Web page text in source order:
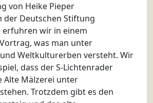
von Heike Pieper
Deutschen Stiftung
erfuhren wir in einem
was man unter
Weltkulturerben versteht. Wir
dass der S-Lichtenrader
Alte Mälzerei unter
Trotzdem gibt es den